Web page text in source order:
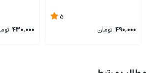
5
490,000 تومان
430,000